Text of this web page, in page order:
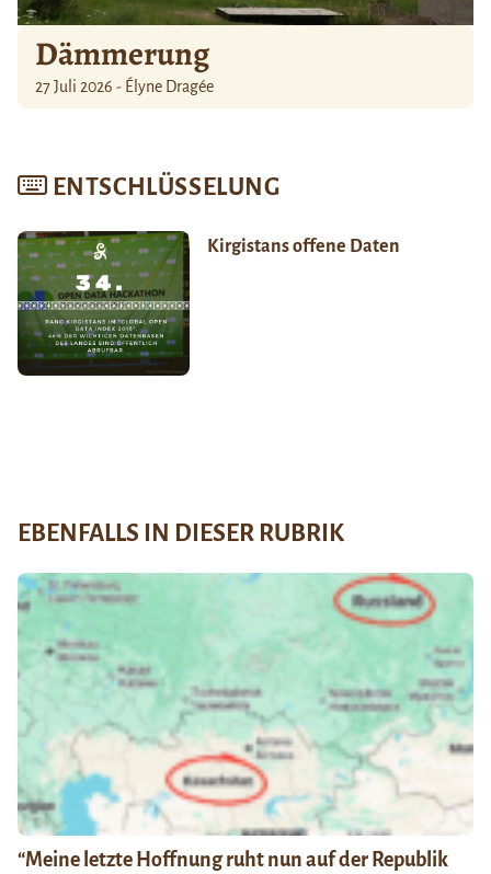
Dämmerung
27 Juli 2026 - Élyne Dragée
ENTSCHLÜSSELUNG
Kirgistans offene Daten
EBENFALLS IN DIESER RUBRIK
“Meine letzte Hoffnung ruht nun auf der Republik